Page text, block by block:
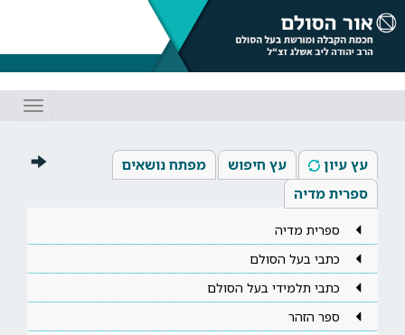
עץ עיון עץ חיפוש
מפתח נושאים
ספרית מדיה
ספרית מדיה
כתבי בעל הסולם
כתבי תלמידי בעל הסולם
ספר הזהר